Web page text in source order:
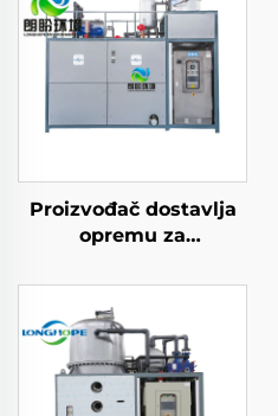
Proizvođač dostavlja
opremu za
kristalizaciju
industrijskih otpadnih
voda niskih
temperatura